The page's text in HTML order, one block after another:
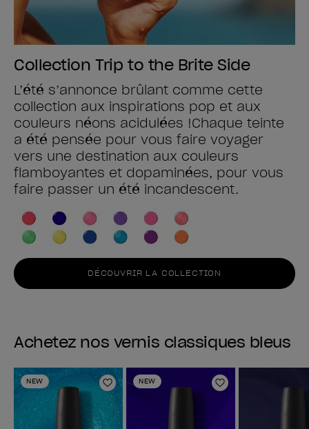
Collection Trip to the Brite Side
L’été s’annonce brûlant comme cette
collection aux inspirations pop et aux
couleurs néons acidulées !​ Chaque teinte
a été pensée pour vous faire voyager
vers une destination aux couleurs
flamboyantes et dopaminées, pour vous
faire passer un été incandescent.
DÉCOUVRIR LA COLLECTION
Achetez nos vernis classiques bleus
NEW
Ajouter aux favoris
NEW
Ajouter aux